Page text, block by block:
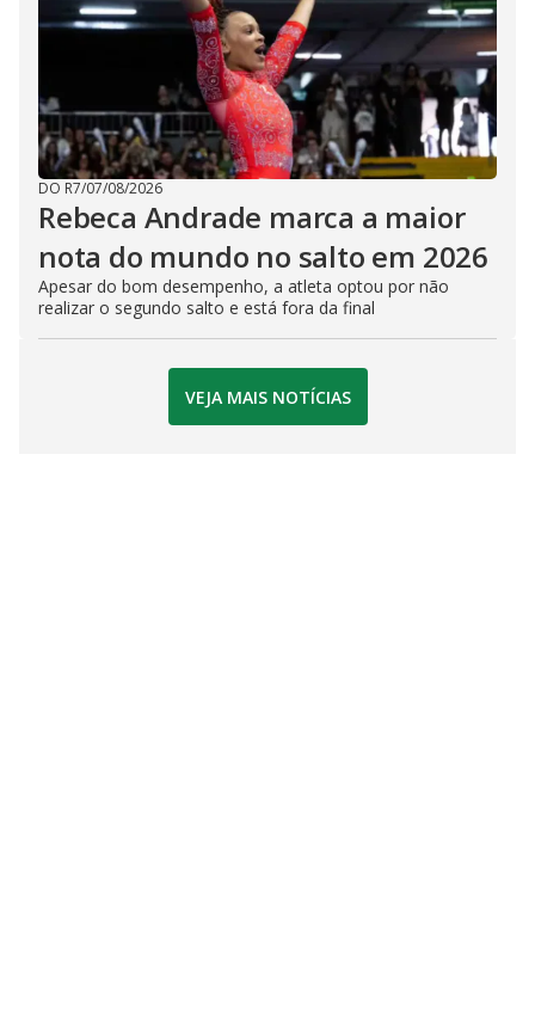
DO R7/07/08/2026
Rebeca Andrade marca a maior
nota do mundo no salto em 2026
Apesar do bom desempenho, a atleta optou por não
realizar o segundo salto e está fora da final
VEJA MAIS NOTÍCIAS